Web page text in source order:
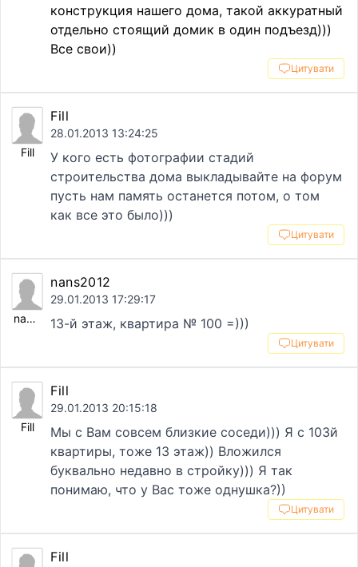
конструкция нашего дома, такой аккуратный
отдельно стоящий домик в один подъезд)))
Все свои))
Цитувати
Fill
Fill
28.01.2013 13:24:25
У кого есть фотографии стадий
строительства дома выкладывайте на форум
пусть нам память останется потом, о том
как все это было)))
Цитувати
nans2012
nans2012
29.01.2013 17:29:17
13-й этаж, квартира № 100 =)))
Цитувати
Fill
Fill
29.01.2013 20:15:18
Мы с Вам совсем близкие соседи))) Я с 103й
квартиры, тоже 13 этаж)) Вложился
буквально недавно в стройку))) Я так
понимаю, что у Вас тоже однушка?))
Цитувати
Fill